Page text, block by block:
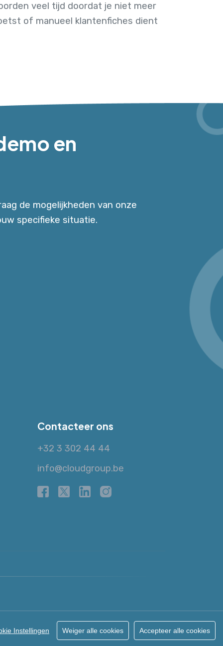
Instellingen Weiger alle cookies Accepteer alle cookies
veel tijd doordat je niet meer
of manueel klantenfiches dient
en
de mogelijkheden van onze
specifieke situatie.
Contacteer ons
+32 3 302 44 44
info@cloudgroup.be
Powered by Cloud Services